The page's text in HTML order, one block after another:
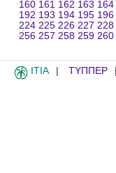
160 161 162 163 164
192 193 194 195 196
224 225 226 227 228
256 257 258 259 260
ITIA ΤΥΠΠΕΡ